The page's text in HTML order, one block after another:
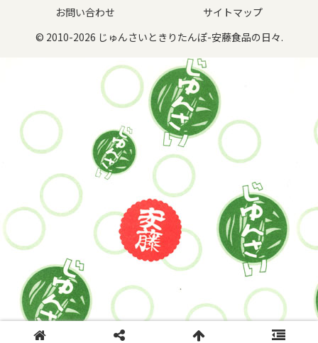
お問い合わせ
サイトマップ
© 2010-2026 じゅんさいときりたんぽ-安藤食品の日々.